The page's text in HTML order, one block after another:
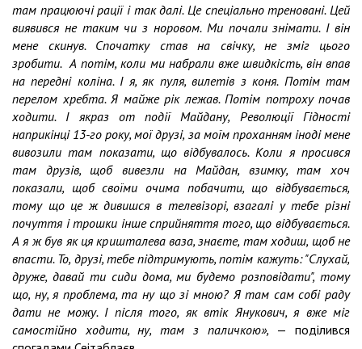
там працюючі рації і так далі. Це спеціально треновані. Цей
виявився не таким чи з норовом. Ми почали знімати. І він
мене скинув. Спочатку став на свічку, не зміг цього
зробити. А потім, коли ми набрали вже швидкість, він впав
на передні коліна. І я, як пуля, вилетів з коня. Потім там
перелом хребта. Я майже рік лежав. Потім потроху почав
ходити. І якраз от події Майдану, Революції Гідності
наприкінці 13-го року, мої друзі, за моїм проханням іноді мене
вивозили там показати, що відбувалось. Коли я просився
там друзів, щоб вивезли на Майдан, взимку, там хоч
показали, щоб своїми очима побачити, що відбувається,
тому що це ж дивишся в телевізорі, взагалі у тебе різні
почуття і трошки інше сприйняття того, що відбувається.
А я ж був як ця кришталева ваза, знаєте, там ходиш, щоб не
впасти. То, друзі, тебе підтримують, потім кажуть: "Слухай,
друже, давай ти сиди дома, ми будемо розповідати", тому
що, ну, я проблема, та ну що зі мною? Я там сам собі раду
дати не можу. І після того, як втік Янукович, я вже міг
самостійно ходити, ну, там з паличкою», — поділився